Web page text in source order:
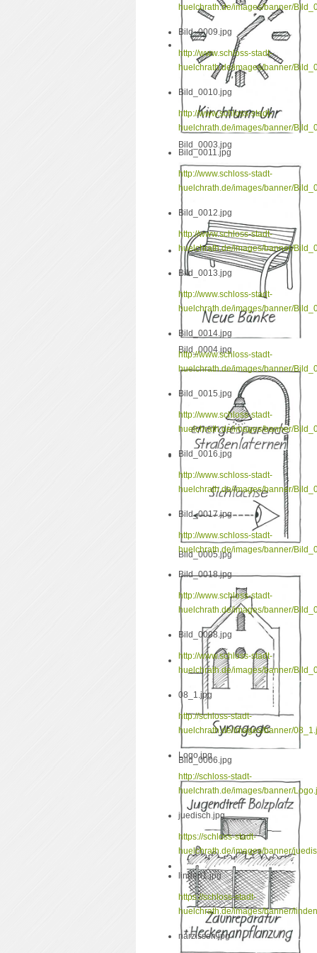
Bild_0003.jpg
Bild_0004.jpg
Bild_0005.jpg
Bild_0006.jpg
huelchrath.de/images/banner/
Bild_0009.jpg
http://www.schloss-stadt-
huelchrath.de/images/banner/
Bild_0010.jpg
http://www.schloss-stadt-
huelchrath.de/images/banner/
Bild_0011.jpg
http://www.schloss-stadt-
huelchrath.de/images/banner/
Bild_0012.jpg
http://www.schloss-stadt-
huelchrath.de/images/banner/
Bild_0013.jpg
http://www.schloss-stadt-
huelchrath.de/images/banner/
Bild_0014.jpg
http://www.schloss-stadt-
huelchrath.de/images/banner/
Bild_0015.jpg
http://www.schloss-stadt-
huelchrath.de/images/banner/
Bild_0016.jpg
http://www.schloss-stadt-
huelchrath.de/images/banner/
Bild_0017.jpg
http://www.schloss-stadt-
huelchrath.de/images/banner/
Bild_0018.jpg
http://www.schloss-stadt-
huelchrath.de/images/banner/
Bild_0008.jpg
http://www.schloss-stadt-
huelchrath.de/images/banner/
08_1.jpg
http://schloss-stadt-
huelchrath.de/images/banner/
Logo.jpg
http://schloss-stadt-
huelchrath.de/images/banner/
juedisch.jpg
https://schloss-stadt-
huelchrath.de/images/banner/
linden1.jpg
https://schloss-stadt-
huelchrath.de/images/banner/
narzissen.jpg